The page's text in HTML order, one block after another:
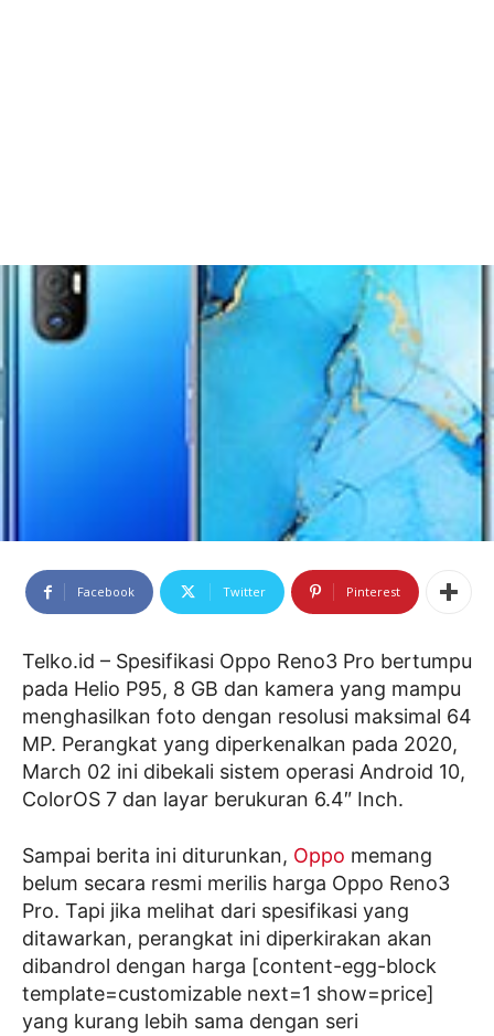
Facebook Twitter Pinterest
Telko.id – Spesifikasi Oppo Reno3 Pro bertumpu
pada Helio P95, 8 GB dan kamera yang mampu
menghasilkan foto dengan resolusi maksimal 64
MP. Perangkat yang diperkenalkan pada 2020,
March 02 ini dibekali sistem operasi Android 10,
ColorOS 7 dan layar berukuran 6.4″ Inch.
Sampai berita ini diturunkan, Oppo memang
belum secara resmi merilis harga Oppo Reno3
Pro. Tapi jika melihat dari spesifikasi yang
ditawarkan, perangkat ini diperkirakan akan
dibandrol dengan harga [content-egg-block
template=customizable next=1 show=price]
yang kurang lebih sama dengan seri